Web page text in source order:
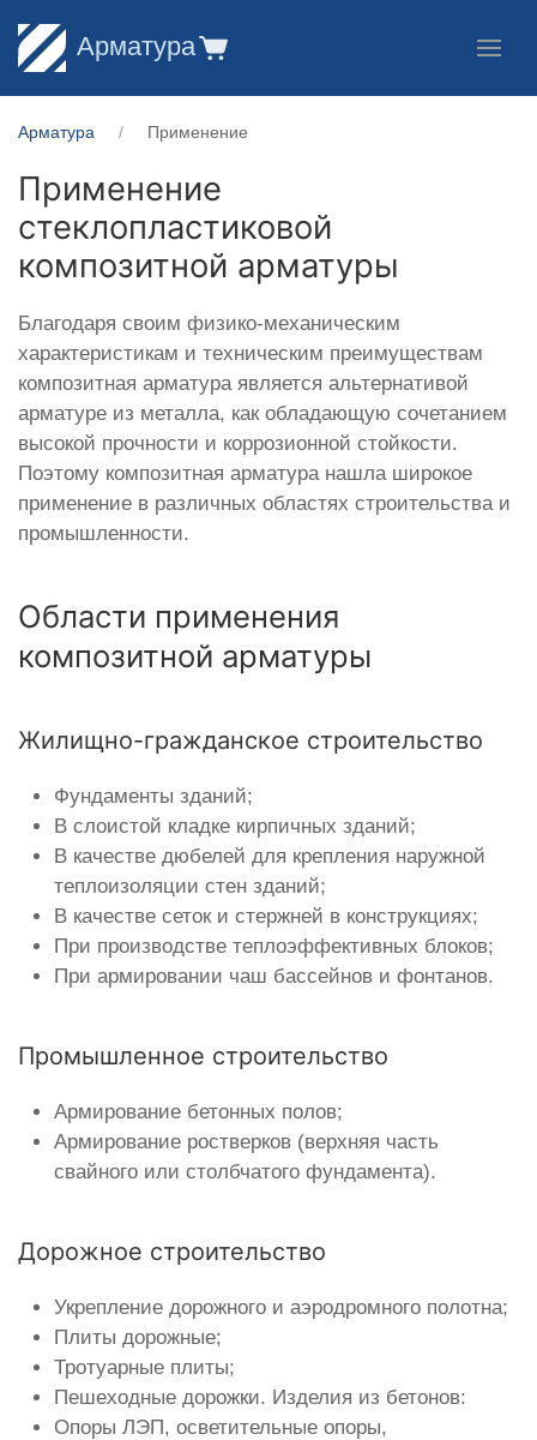
Арматура
Арматура Применение
Применение
стеклопластиковой
композитной арматуры
Благодаря своим физико-механическим
характеристикам и техническим преимуществам
композитная арматура является альтернативой
арматуре из металла, как обладающую сочетанием
высокой прочности и коррозионной стойкости.
Поэтому композитная арматура нашла широкое
применение в различных областях строительства и
промышленности.
Области применения
композитной арматуры
Жилищно-гражданское строительство
Фундаменты зданий;
В слоистой кладке кирпичных зданий;
В качестве дюбелей для крепления наружной
теплоизоляции стен зданий;
В качестве сеток и стержней в конструкциях;
При производстве теплоэффективных блоков;
При армировании чаш бассейнов и фонтанов.
Промышленное строительство
Армирование бетонных полов;
Армирование ростверков (верхняя часть
свайного или столбчатого фундамента).
Дорожное строительство
Укрепление дорожного и аэродромного полотна;
Плиты дорожные;
Тротуарные плиты;
Пешеходные дорожки. Изделия из бетонов:
Опоры ЛЭП, осветительные опоры,